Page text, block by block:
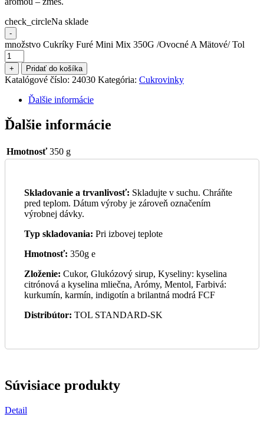
check_circleNa sklade
-
množstvo Cukríky Furé Mini Mix 350G /Ovocné A Mätové/ Tol
+ Pridať do košíka
Katalógové číslo: 24030 Kategória: Cukrovinky
Ďalšie informácie
Ďalšie informácie
Hmotnosť 350 g
Skladovanie a trvanlivosť: Skladujte v suchu. Chráňte
pred teplom. Dátum výroby je zároveň označením
výrobnej dávky.
Typ skladovania: Pri izbovej teplote
Hmotnosť: 350g e
Zloženie: Cukor, Glukózový sirup, Kyseliny: kyselina
citrónová a kyselina mliečna, Arómy, Mentol, Farbivá:
kurkumín, karmín, indigotín a brilantná modrá FCF
Distribútor: TOL STANDARD-SK
Súvisiace produkty
Detail